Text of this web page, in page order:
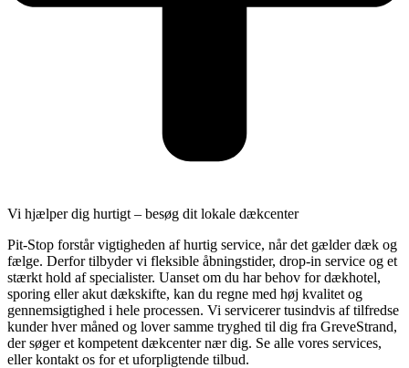
Vi hjælper dig hurtigt – besøg dit lokale dækcenter
Pit-Stop forstår vigtigheden af hurtig service, når det gælder dæk og
fælge. Derfor tilbyder vi fleksible åbningstider, drop-in service og et
stærkt hold af specialister. Uanset om du har behov for dækhotel,
sporing eller akut dækskifte, kan du regne med høj kvalitet og
gennemsigtighed i hele processen. Vi servicerer tusindvis af tilfredse
kunder hver måned og lover samme tryghed til dig fra GreveStrand,
der søger et kompetent dækcenter nær dig. Se alle vores services,
eller kontakt os for et uforpligtende tilbud.